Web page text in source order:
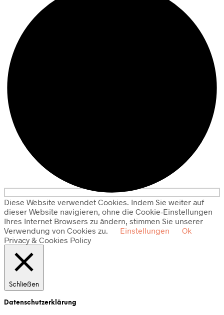
Diese Website verwendet Cookies. Indem Sie weiter auf
dieser Website navigieren, ohne die Cookie-Einstellungen
Ihres Internet Browsers zu ändern, stimmen Sie unserer
Verwendung von Cookies zu.
Einstellungen
Ok
Privacy & Cookies Policy
Schließen
Datenschutzerklärung